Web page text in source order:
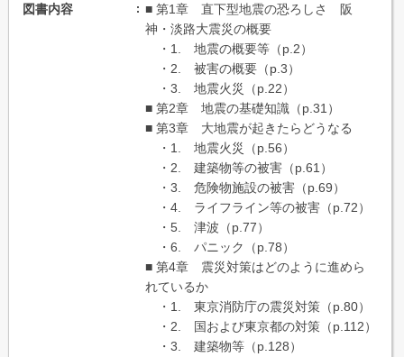
図書内容
■ 第1章 直下型地震の恐ろしさ 阪
神・淡路大震災の概要
・1. 地震の概要等（p.2）
・2. 被害の概要（p.3）
・3. 地震火災（p.22）
■ 第2章 地震の基礎知識（p.31）
■ 第3章 大地震が起きたらどうなる
・1. 地震火災（p.56）
・2. 建築物等の被害（p.61）
・3. 危険物施設の被害（p.69）
・4. ライフライン等の被害（p.72）
・5. 津波（p.77）
・6. パニック（p.78）
■ 第4章 震災対策はどのように進めら
れているか
・1. 東京消防庁の震災対策（p.80）
・2. 国および東京都の対策（p.112）
・3. 建築物等（p.128）